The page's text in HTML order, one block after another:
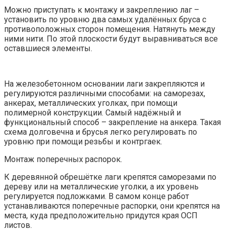
Можно приступать к монтажу и закреплению лаг –
установить по уровню два самых удалённых бруса с
противоположных сторон помещения. Натянуть между
ними нити. По этой плоскости будут выравниваться все
оставшиеся элементы.
На железобетонном основании лаги закрепляются и
регулируются различными способами: на саморезах,
анкерах, металлических уголках, при помощи
полимерной конструкции. Самый надёжный и
функциональный способ – закрепление на анкера. Такая
схема долговечна и брусья легко регулировать по
уровню при помощи резьбы и контргаек.
Монтаж поперечных распорок.
К деревянной обрешётке лаги крепятся саморезами по
дереву или на металлические уголки, а их уровень
регулируется подложками. В самом конце работ
устанавливаются поперечные распорки, они крепятся на
места, куда предположительно придутся края ОСП
листов.